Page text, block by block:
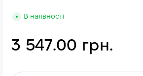
В наявності
3 547.00 грн.